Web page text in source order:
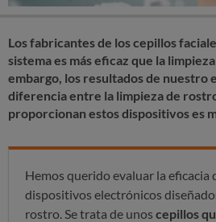
Los fabricantes de los cepillos
sistema es más eficaz que la
embargo, los resultados de nuestro
diferencia entre la limpieza de
proporcionan estos dispositivos es
Hemos querido evaluar la eficacia
dispositivos electrónicos
rostro. Se trata de unos cepillos